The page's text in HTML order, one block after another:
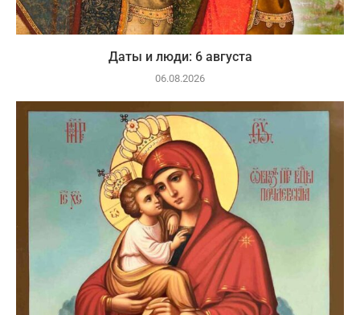
Даты и люди: 6 августа
06.08.2026